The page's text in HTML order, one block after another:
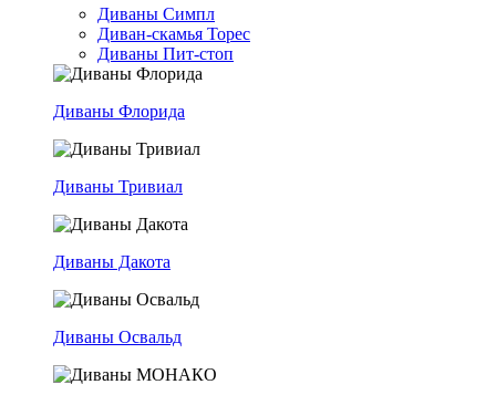
Диваны Симпл
Диван-скамья Торес
Диваны Пит-стоп
Диваны Флорида
Диваны Тривиал
Диваны Дакота
Диваны Освальд